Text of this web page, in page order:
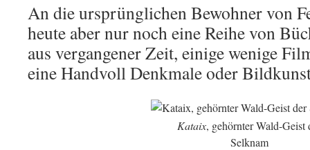
An die ursprünglichen Bewohner von
heute aber nur noch eine Reihe von
aus vergangener Zeit, einige wenige
eine Handvoll Denkmale oder
Kataix, gehörnter Wald-Geist
Selknam